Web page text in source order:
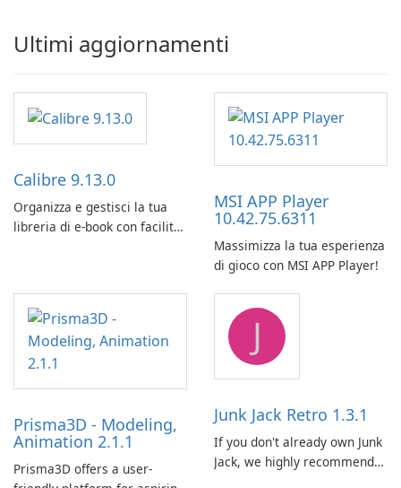
Ultimi aggiornamenti
Calibre 9.13.0
Organizza e gestisci la tua
libreria di e-book con facilità
MSI APP Player
10.42.75.6311
Massimizza la tua esperienza
di gioco con MSI APP Player!
Prisma3D - Modeling,
Animation 2.1.1
Prisma3D offers a user-
J
Junk Jack Retro 1.3.1
If you don't already own Junk
Jack, we highly recommend